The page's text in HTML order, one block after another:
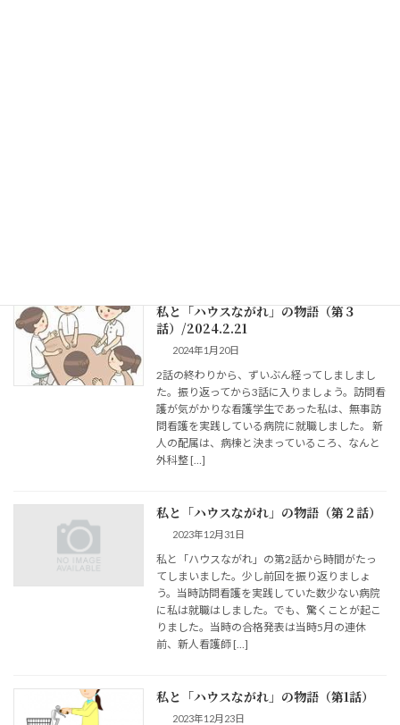
私と「ハウスながれ」の物語（第３
話）/2024.2.21
2024年1月20日
2話の終わりから、ずいぶん経ってしましまし
た。振り返ってから3話に入りましょう。訪問看
護が気がかりな看護学生であった私は、無事訪
問看護を実践している病院に就職しました。 新
人の配属は、病棟と決まっているころ、なんと
外科整 […]
私と「ハウスながれ」の物語（第２話）
2023年12月31日
私と「ハウスながれ」の第2話から時間がたっ
てしまいました。少し前回を振り返りましょ
う。当時訪問看護を実践していた数少ない病院
に私は就職はしました。でも、驚くことが起こ
りました。当時の合格発表は当時5月の連休
前、新人看護師 […]
私と「ハウスながれ」の物語（第1話）
2023年12月23日